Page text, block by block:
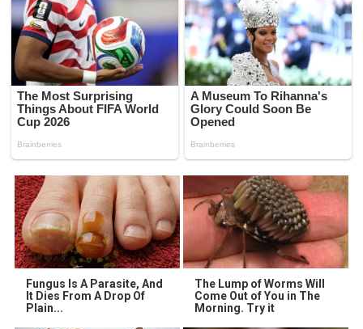
Fungus Is A Parasite, And
It Dies From A Drop Of
Plain...
The Lump of Worms Will
Come Out of You in The
Morning. Try it